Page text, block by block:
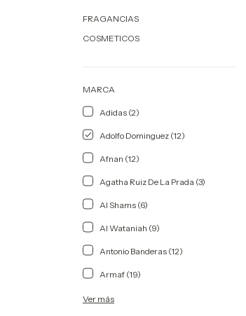
FRAGANCIAS
COSMETICOS
MARCA
Adidas (2)
Adolfo Dominguez (12)
Afnan (12)
Agatha Ruiz De La Prada (3)
Al Shams (6)
Al Wataniah (9)
Antonio Banderas (12)
Armaf (19)
Ver más